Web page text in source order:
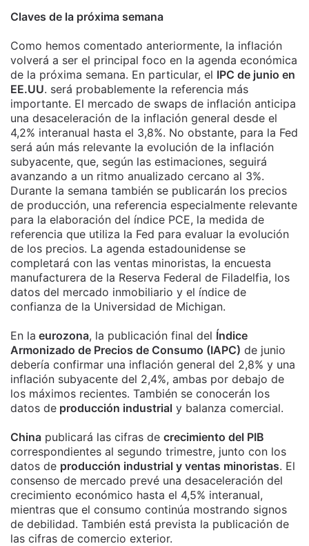
Claves de la próxima semana
Como hemos comentado anteriormente, la inflación
volverá a ser el principal foco en la agenda económica
de la próxima semana. En particular, el IPC de junio en
EE.UU. será probablemente la referencia más
importante. El mercado de swaps de inflación anticipa
una desaceleración de la inflación general desde el
4,2% interanual hasta el 3,8%. No obstante, para la Fed
será aún más relevante la evolución de la inflación
subyacente, que, según las estimaciones, seguirá
avanzando a un ritmo anualizado cercano al 3%.
Durante la semana también se publicarán los precios
de producción, una referencia especialmente relevante
para la elaboración del índice PCE, la medida de
referencia que utiliza la Fed para evaluar la evolución
de los precios. La agenda estadounidense se
completará con las ventas minoristas, la encuesta
manufacturera de la Reserva Federal de Filadelfia, los
datos del mercado inmobiliario y el índice de
confianza de la Universidad de Michigan.
En la eurozona, la publicación final del Índice
Armonizado de Precios de Consumo (IAPC) de junio
debería confirmar una inflación general del 2,8% y una
inflación subyacente del 2,4%, ambas por debajo de
los máximos recientes. También se conocerán los
datos de producción industrial y balanza comercial.
China publicará las cifras de crecimiento del PIB
correspondientes al segundo trimestre, junto con los
datos de producción industrial y ventas minoristas. El
consenso de mercado prevé una desaceleración del
crecimiento económico hasta el 4,5% interanual,
mientras que el consumo continúa mostrando signos
de debilidad. También está prevista la publicación de
las cifras de comercio exterior.